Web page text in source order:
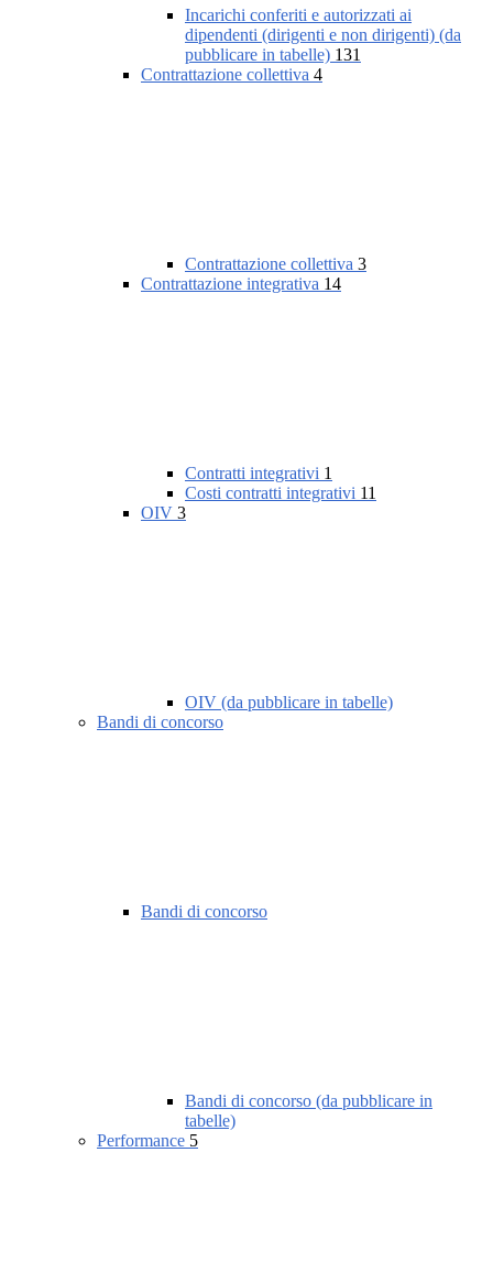
Incarichi conferiti e autorizzati ai
dipendenti (dirigenti e non dirigenti) (da
pubblicare in tabelle) 131
Contrattazione collettiva 4
Contrattazione collettiva 3
Contrattazione integrativa 14
Contratti integrativi 1
Costi contratti integrativi 11
OIV 3
OIV (da pubblicare in tabelle)
Bandi di concorso
Bandi di concorso
Bandi di concorso (da pubblicare in
tabelle)
Performance 5